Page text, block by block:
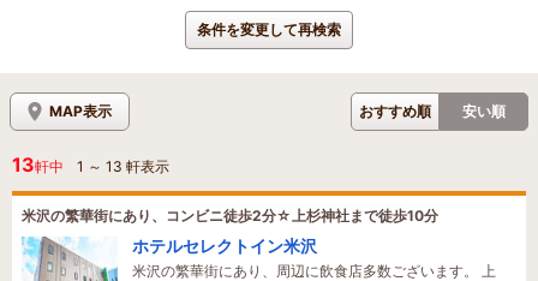
条件を変更して再検索
MAP表示 おすすめ順 安い順
13軒中 1 ～ 13 軒表示
米沢の繁華街にあり、コンビニ徒歩2分☆上杉神社まで徒歩10分
ホテルセレクトイン米沢
米沢の繁華街にあり、周辺に飲食店多数ございます。 上